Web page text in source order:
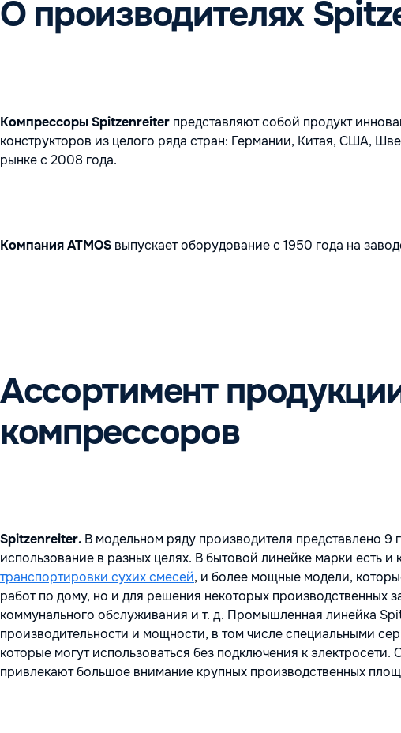
О производителях
Компрессоры Spitzenreiter представляют собой продукт
конструкторов из целого ряда стран: Германии, Китая, США,
рынке с 2008 года.
Компания ATMOS выпускает оборудование с 1950 года на
Ассортимент
компрессоров
Spitzenreiter. В модельном ряду производителя представлено 9
использование в разных целях. В бытовой линейке марки есть и
транспортировки сухих смесей, и более мощные модели,
работ по дому, но и для решения некоторых производственных
коммунального обслуживания и т. д. Промышленная линейка
производительности и мощности, в том числе специальными
которые могут использоваться без подключения к
привлекают большое внимание крупных производственных